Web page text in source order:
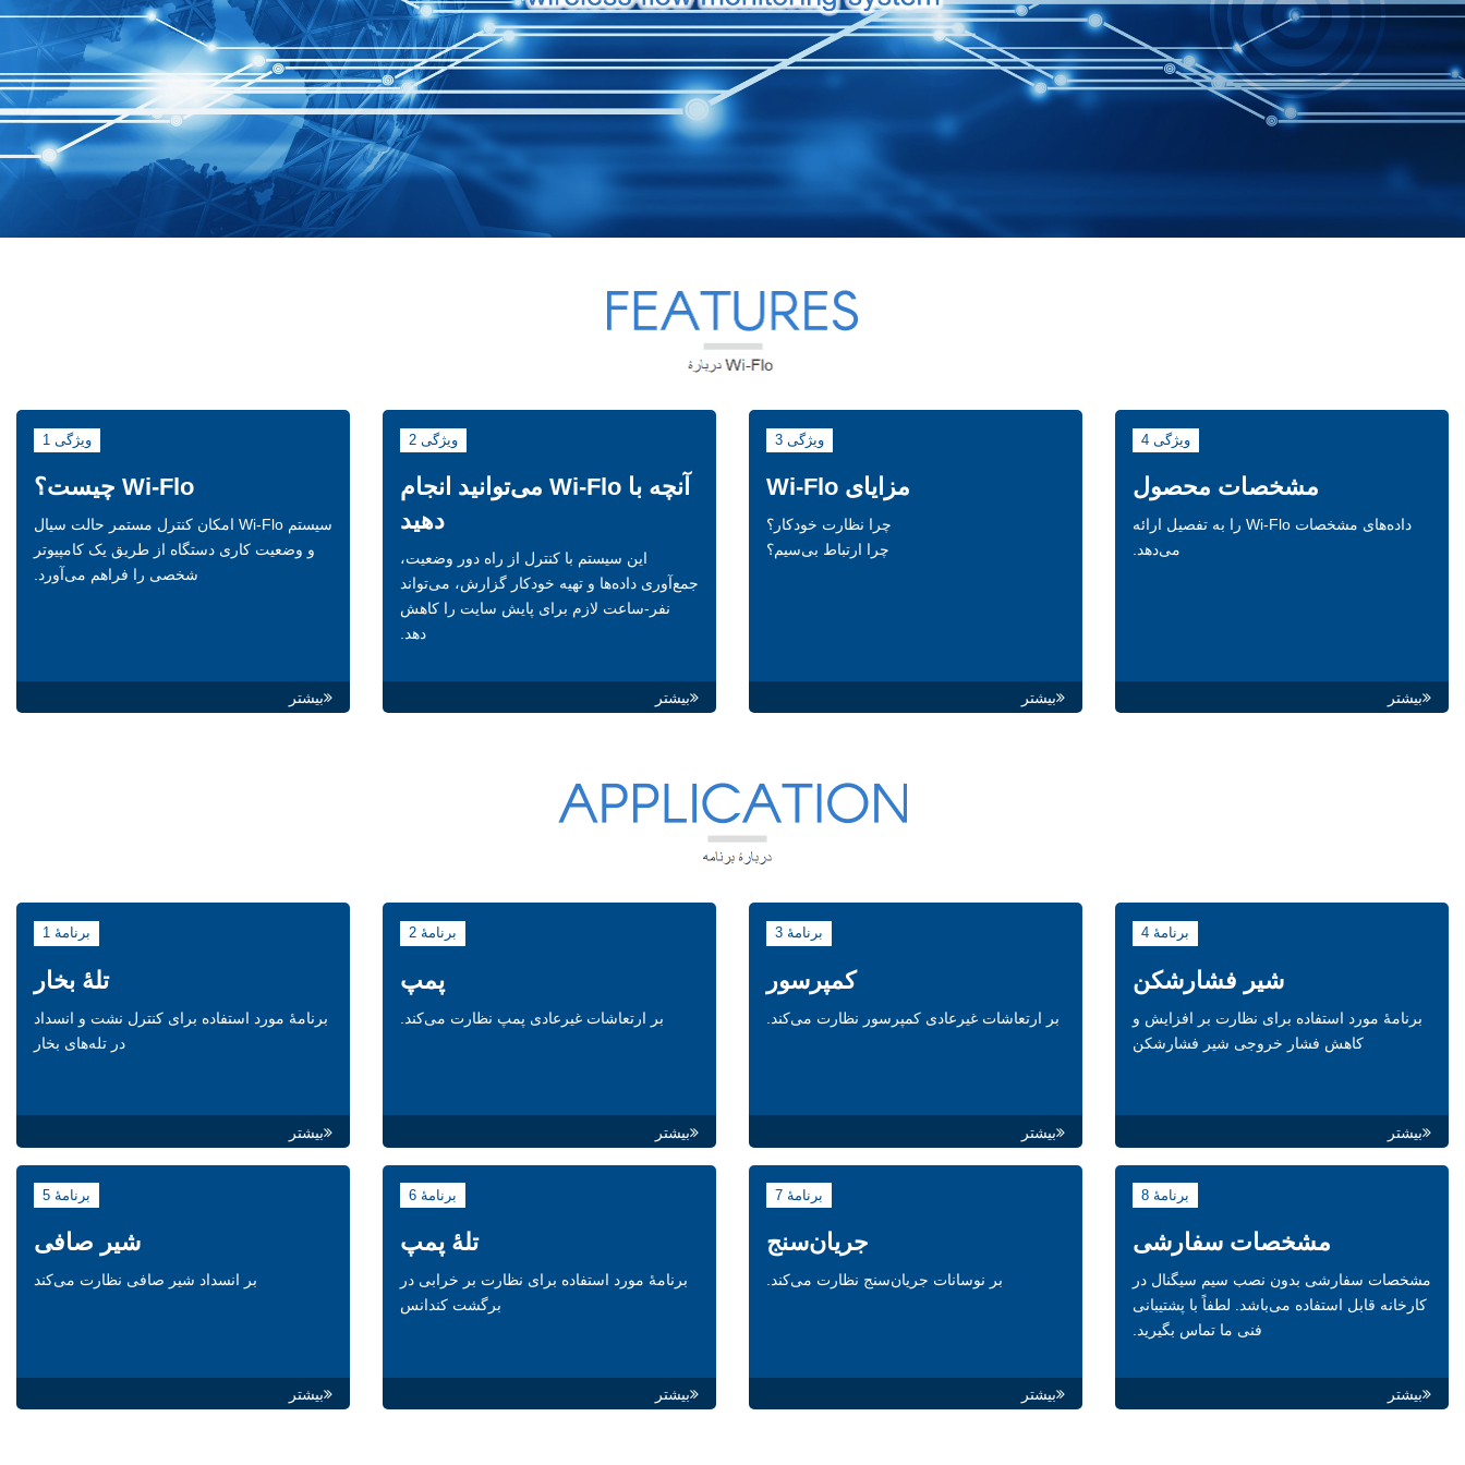
ویژگی 1
Wi-Flo چیست؟
سیستم Wi-Flo امکان کنترل مستمر حالت سیال
و وضعیت کاری دستگاه از طریق یک کامپیوتر
شخصی را فراهم می‌آورد.
بیشتر
ویژگی 2
آنچه با Wi-Flo می‌توانید انجام
دهید
این سیستم با کنترل از راه دور وضعیت،
جمع‌آوری داده‌ها و تهیه خودکار گزارش، می‌تواند
نفر-ساعت لازم برای پایش سایت را کاهش
دهد.
بیشتر
ویژگی 3
مزایای Wi-Flo
چرا نظارت خودکار؟
چرا ارتباط بی‌سیم؟
بیشتر
ویژگی 4
مشخصات محصول
داده‌های مشخصات Wi-Flo را به تفصیل ارائه
می‌دهد.
بیشتر
برنامۀ 1
تلۀ بخار
برنامۀ مورد استفاده برای کنترل نشت و انسداد
در تله‌های بخار
بیشتر
برنامۀ 2
پمپ
بر ارتعاشات غیرعادی پمپ نظارت می‌کند.
بیشتر
برنامۀ 3
کمپرسور
بر ارتعاشات غیرعادی کمپرسور نظارت می‌کند.
بیشتر
برنامۀ 4
شیر فشارشکن
برنامۀ مورد استفاده برای نظارت بر افزایش و
کاهش فشار خروجی شیر فشارشکن
بیشتر
برنامۀ 5
شیر صافی
بر انسداد شیر صافی نظارت می‌کند
بیشتر
برنامۀ 6
تلۀ پمپ
برنامۀ مورد استفاده برای نظارت بر خرابی در
برگشت کندانس
بیشتر
برنامۀ 7
جریان‌سنج
بر نوسانات جریان‌سنج نظارت می‌کند.
بیشتر
برنامۀ 8
مشخصات سفارشی
مشخصات سفارشی بدون نصب سیم سیگنال در
کارخانه قابل استفاده می‌باشد. لطفاً با پشتیبانی
فنی ما تماس بگیرید.
بیشتر